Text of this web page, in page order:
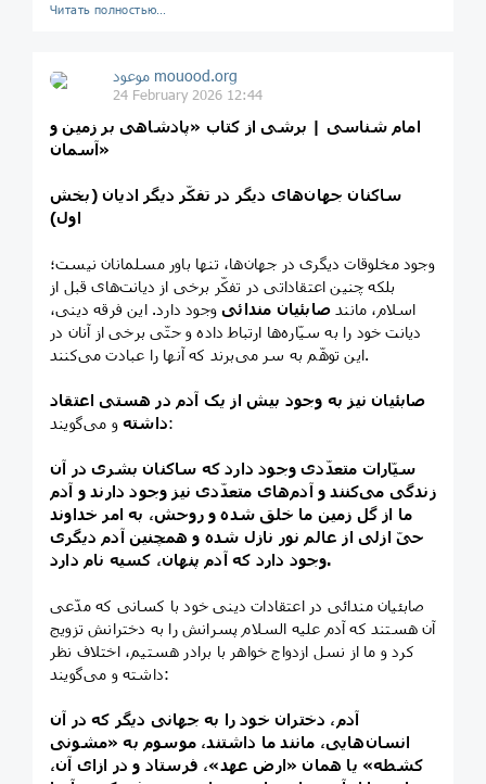
Читать полностью…
موعود mouood.org
24 February 2026 12:44
امام شناسی | برشی از کتاب «پادشاهی بر زمین و
آسمان»
ساکنان جهان‌های دیگر در تفکّر ديگر اديان (بخش
اول)
وجود مخلوقات ديگری در جهان‌ها، تنها باور مسلمانان نيست؛
بلکه چنين اعتقاداتی در تفکّر برخی از ديانت‌های قبل از
اسلام، مانند صابئيان مندائیوجود دارد. اين فرقه دينی،
ديانت خود را به سيّاره‌ها ارتباط داده و حتّی برخی از آنان در
اين توهّم به سر می‌برند که آنها را عبادت می‌کنند.
صابئيان نيز به وجود بيش از يک آدم در هستی اعتقاد
داشتهو می‌گويند:
سيّارات متعدّدی وجود دارد که ساکنان بشری در آن
زندگی می‌کنند و آدم‌های متعدّدی نيز وجود دارند و آدم
ما از گل زمين ما خلق شده و روحش، به امر خداوند
حیّ ازلی از عالم نور نازل شده و همچنين آدم ديگری
وجود دارد که آدم پنهان، کسيه نام دارد.
صابئيان مندائی در اعتقادات دينی خود با کسانی که مدّعی
آن هستند که آدم علیه السلام پسرانش را به دخترانش تزويج
کرد و ما از نسل ازدواج خواهر با برادر هستيم، اختلاف نظر
داشته و می‌گويند:
آدم، دختران خود را به جهانی ديگر که در آن
انسان‌هايی، مانند ما داشتند، موسوم به «مشونی
کشطه» يا همان «ارض عهد»، فرستاد و در ازای آن،